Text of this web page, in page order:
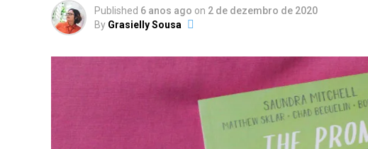
Published 6 anos ago on 2 de dezembro de 2020
By Grasielly Sousa